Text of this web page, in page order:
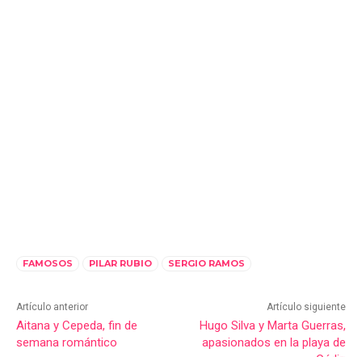
FAMOSOS PILAR RUBIO SERGIO RAMOS
Artículo anterior
Aitana y Cepeda, fin de
semana romántico
Artículo siguiente
Hugo Silva y Marta Guerras,
apasionados en la playa de